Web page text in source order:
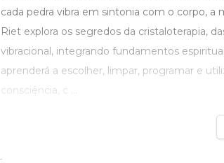
cada pedra vibra em sintonia com o corpo, a
Riet explora os segredos da cristaloterapia,
vibracional, integrando fundamentos
aprenderá a escolher, limpar, programar e
consciência, c ...